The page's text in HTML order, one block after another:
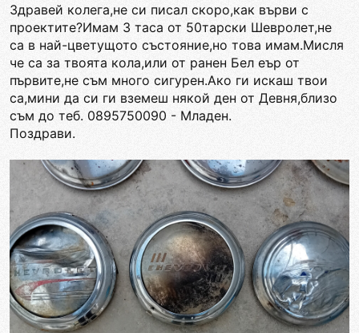
Здравей колега,не си писал скоро,как върви с
проектите?Имам 3 таса от 50тарски Шевролет,не
са в най-цветущото състояние,но това имам.Мисля
че са за твоята кола,или от ранен Бел еър от
първите,не съм много сигурен.Ако ги искаш твои
са,мини да си ги вземеш някой ден от Девня,близо
съм до теб. 0895750090 - Младен.
Поздрави.